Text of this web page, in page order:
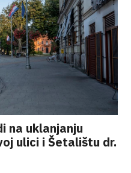
na uklanjanju
ulici i Šetalištu dr.